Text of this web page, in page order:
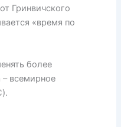
Гринвичского
«время по
более
всемирное